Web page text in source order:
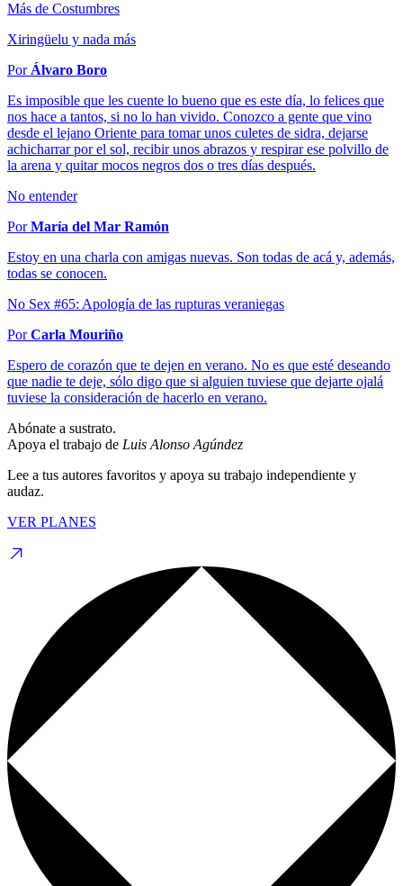
Más de Costumbres
Xiringüelu y nada más
Por Álvaro Boro
Es imposible que les cuente lo bueno que es este día, lo felices que
nos hace a tantos, si no lo han vivido. Conozco a gente que vino
desde el lejano Oriente para tomar unos culetes de sidra, dejarse
achicharrar por el sol, recibir unos abrazos y respirar ese polvillo de
la arena y quitar mocos negros dos o tres días después.
No entender
PorMaría del Mar Ramón
Estoy en una charla con amigas nuevas. Son todas de acá y, además,
todas se conocen.
No Sex #65: Apología de las rupturas veraniegas
PorCarla Mouriño
Espero de corazón que te dejen en verano. No es que esté deseando
que nadie te deje, sólo digo que si alguien tuviese que dejarte ojalá
tuviese la consideración de hacerlo en verano.
Abónate a sustrato.
Apoya el trabajo de Luis Alonso Agúndez
Lee a tus autores favoritos y apoya su trabajo independiente y
audaz.
VER PLANES